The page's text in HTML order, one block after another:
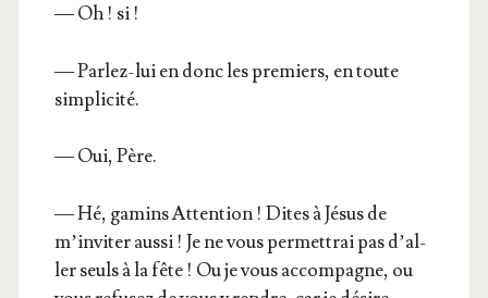
— Oh ! si !
— Par­lez-lui en donc les pre­miers, en toute
simplicité.
— Oui, Père.
— Hé, gamins Atten­tion ! Dites à Jésus de
m’in­vi­ter aus­si ! Je ne vous per­met­trai pas d’al­
ler seuls à la fête ! Ou je vous accom­pagne, ou